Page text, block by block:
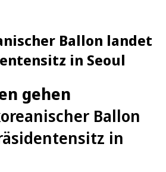
Ballon landet
in Seoul
gehen
Ballon
in